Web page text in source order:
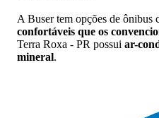
A Buser tem opções de ônibus
confortáveis que os
Terra Roxa - PR possui ar-
mineral.